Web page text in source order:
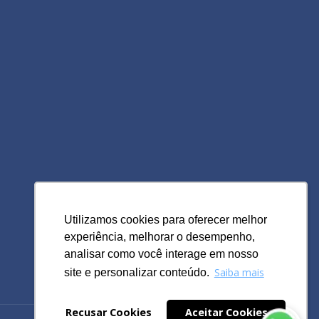
Utilizamos cookies para oferecer melhor
experiência, melhorar o desempenho,
analisar como você interage em nosso
site e personalizar conteúdo. Saiba mais
Recusar Cookies Aceitar Cookies
Utilizamos cookies para oferecer melhor
experiência, melhorar o desempenho,
analisar como você interage em nosso
site e personalizar conteúdo. Saiba mais
Recusar Cookies Aceitar Cookies